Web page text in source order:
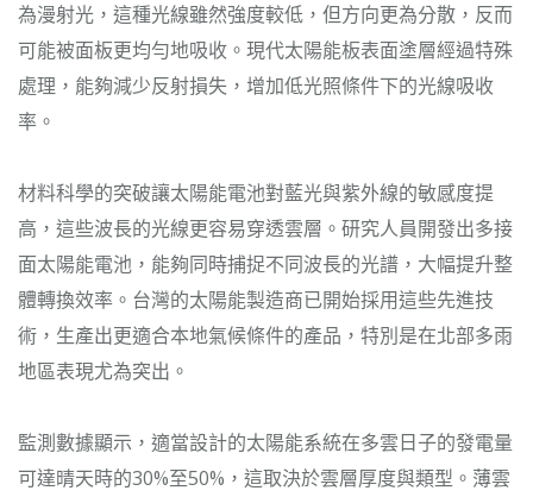
為漫射光，這種光線雖然強度較低，但方向更為分散，反而
可能被面板更均勻地吸收。現代太陽能板表面塗層經過特殊
處理，能夠減少反射損失，增加低光照條件下的光線吸收
率。
材料科學的突破讓太陽能電池對藍光與紫外線的敏感度提
高，這些波長的光線更容易穿透雲層。研究人員開發出多接
面太陽能電池，能夠同時捕捉不同波長的光譜，大幅提升整
體轉換效率。台灣的太陽能製造商已開始採用這些先進技
術，生產出更適合本地氣候條件的產品，特別是在北部多雨
地區表現尤為突出。
監測數據顯示，適當設計的太陽能系統在多雲日子的發電量
可達晴天時的30%至50%，這取決於雲層厚度與類型。薄雲